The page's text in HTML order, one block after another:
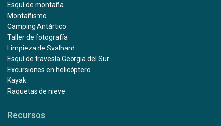
Esquí de montaña
Montañismo
Camping Antártico
Taller de fotografía
Limpieza de Svalbard
Esquí de travesía Georgia del Sur
Excursiones en helicóptero
Kayak
Raquetas de nieve
Recursos